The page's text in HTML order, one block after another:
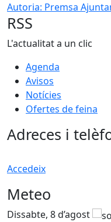
Autoria: Premsa
RSS
L'actualitat a un clic
Agenda
Avisos
Notícies
Ofertes de feina
Adreces i
Accedeix
Meteo
Dissabte, 8 d’agost